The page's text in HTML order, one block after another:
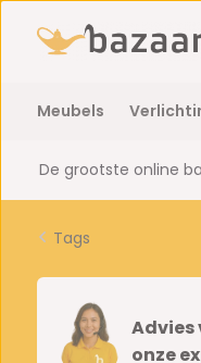
Meubels
De grootste online
Tags
Advies
onze